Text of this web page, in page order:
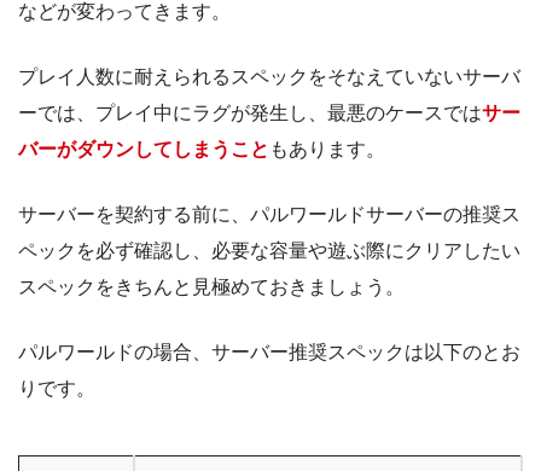
などが変わってきます。
プレイ人数に耐えられるスペックをそなえていないサーバ
ーでは、プレイ中にラグが発生し、最悪のケースではサー
バーがダウンしてしまうこと もあります。
サーバーを契約する前に、パルワールドサーバーの推奨ス
ペックを必ず確認し、必要な容量や遊ぶ際にクリアしたい
スペックをきちんと見極めておきましょう。
パルワールドの場合、サーバー推奨スペックは以下のとお
りです。